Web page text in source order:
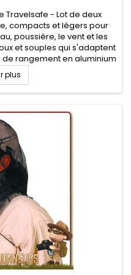
Travelsafe - Lot de deux
compacts et légers pour
poussière, le vent et les
et souples qui s'adaptent
rangement en aluminium
plus